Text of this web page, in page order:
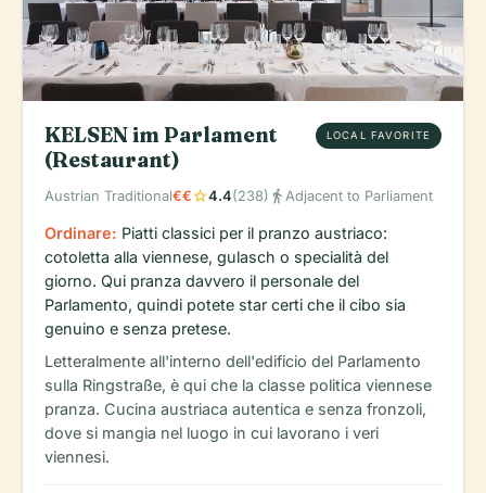
KELSEN im Parlament
(Restaurant)
LOCAL FAVORITE
Austrian Traditional€€star4.4(238) directions_walk Adjacent to Parliament
Ordinare: Piatti classici per il pranzo austriaco:
cotoletta alla viennese, gulasch o specialità del
giorno. Qui pranza davvero il personale del
Parlamento, quindi potete star certi che il cibo sia
genuino e senza pretese.
Letteralmente all'interno dell'edificio del Parlamento
sulla Ringstraße, è qui che la classe politica viennese
pranza. Cucina austriaca autentica e senza fronzoli,
dove si mangia nel luogo in cui lavorano i veri
viennesi.